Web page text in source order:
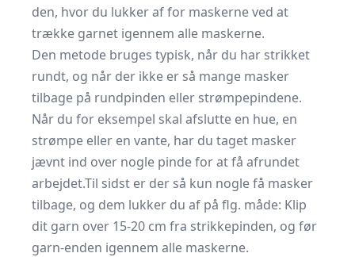
den, hvor du lukker af for maskerne ved at
trække garnet igennem alle maskerne.
Den metode bruges typisk, når du har strikket
rundt, og når der ikke er så mange masker
tilbage på rundpinden eller strømpepindene.
Når du for eksempel skal afslutte en hue, en
strømpe eller en vante, har du taget masker
jævnt ind over nogle pinde for at få afrundet
arbejdet.Til sidst er der så kun nogle få masker
tilbage, og dem lukker du af på flg. måde: Klip
dit garn over 15-20 cm fra strikkepinden, og før
garn-enden igennem alle maskerne.